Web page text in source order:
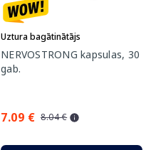
Uztura bagātinātājs
NERVOSTRONG kapsulas, 30
gab.
7.09 € 8.04 €